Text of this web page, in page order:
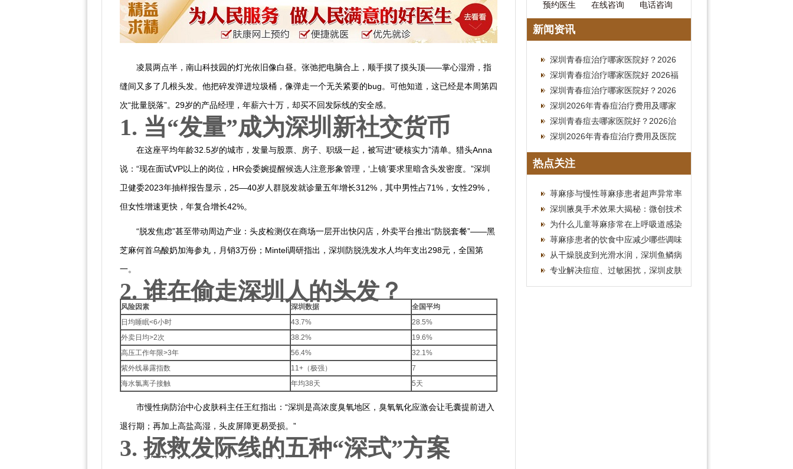
凌晨两点半，南山科技园的灯光依旧像白昼。张弛把电脑合上，顺手摸了摸头顶——掌心湿滑，指
缝间又多了几根头发。他把碎发弹进垃圾桶，像弹走一个无关紧要的bug。可他知道，这已经是本周第四
次“批量脱落”。29岁的产品经理，年薪六十万，却买不回发际线的安全感。
1. 当“发量”成为深圳新社交货币
在这座平均年龄32.5岁的城市，发量与股票、房子、职级一起，被写进“硬核实力”清单。猎头Anna
说：“现在面试VP以上的岗位，HR会委婉提醒候选人注意形象管理，‘上镜’要求里暗含头发密度。”深圳
卫健委2023年抽样报告显示，25—40岁人群脱发就诊量五年增长312%，其中男性占71%，女性29%，
但女性增速更快，年复合增长42%。
“脱发焦虑”甚至带动周边产业：头皮检测仪在商场一层开出快闪店，外卖平台推出“防脱套餐”——黑
芝麻何首乌酸奶加海参丸，月销3万份；Mintel调研指出，深圳防脱洗发水人均年支出298元，全国第
一。
2. 谁在偷走深圳人的头发？
风险因素 深圳数据
全国平均
日均睡眠<6小时
43.7%
28.5%
外卖日均>2次
38.2%
19.6%
高压工作年限>3年
56.4%
32.1%
紫外线暴露指数
11+（极强）
7
海水氯离子接触
年均38天 5天
市慢性病防治中心皮肤科主任王红指出：“深圳是高浓度臭氧地区，臭氧氧化应激会让毛囊提前进入
退行期；再加上高盐高湿，头皮屏障更易受损。”
3. 拯救发际线的五种“深式”方案
3.1 医疗养护派：深圳公立医院“防脱天团”
预约医生 在线咨询 电话咨询
新闻资讯
深圳青春痘治疗哪家医院好？2026
皮肤科就诊费用全攻略
深圳青春痘治疗哪家医院好 2026福
田皮肤科祛痘费用参考
深圳青春痘治疗哪家医院好？2026
南山皮肤科就诊费用参考
深圳2026年青春痘治疗费用及哪家
医院好全指南
深圳青春痘去哪家医院好？2026治
疗费用参考
深圳2026年青春痘治疗费用及医院
推荐攻略
热点关注
荨麻疹与慢性荨麻疹患者超声异常率
深圳腋臭手术效果大揭秘：微创技术
如何让你彻底摆脱异味
为什么儿童荨麻疹常在上呼吸道感染
后出现？
荨麻疹患者的饮食中应减少哪些调味
品？辛辣刺激与风团
从干燥脱皮到光滑水润，深圳鱼鳞病
医院的逆袭秘诀
专业解决痘痘、过敏困扰，深圳皮肤
病专科为您而来